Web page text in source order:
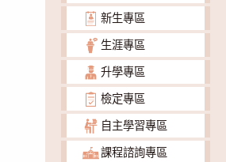
新生專區
生涯專區
升學專區
檢定專區
自主學習專區
課程諮詢專區